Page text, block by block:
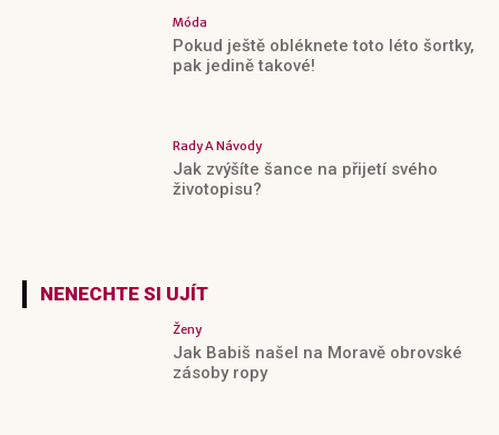
Móda
Pokud ještě obléknete toto léto šortky,
pak jedině takové!
Rady A Návody
Jak zvýšíte šance na přijetí svého
životopisu?
NENECHTE SI UJÍT
Ženy
Jak Babiš našel na Moravě obrovské
zásoby ropy